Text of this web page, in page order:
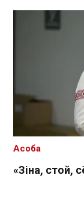
«Зіна, стой,
Асоба